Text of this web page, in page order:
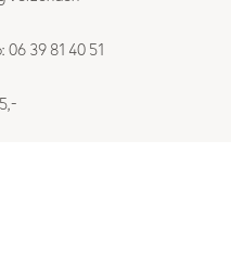
39 81 40 51